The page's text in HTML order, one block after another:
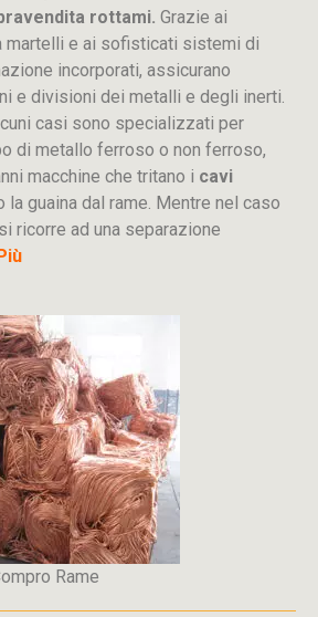
rottami. Grazie ai
martelli e ai sofisticati sistemi di
incorporati, assicurano
e divisioni dei metalli e degli inerti.
casi sono specializzati per
di metallo ferroso o non ferroso,
macchine che tritano i cavi
la guaina dal rame. Mentre nel caso
ricorre ad una separazione
Rame